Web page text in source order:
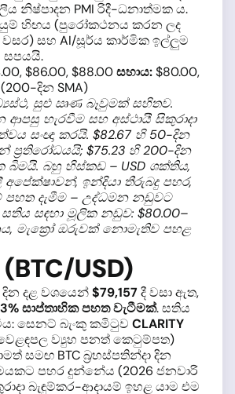
නිෂ්පාදන PMI රිදී-ධනාත්මක ය.
හිඟය (පුරෝකථනය කරන ලද
සහ AI/සූර්ය කාර්මික ඉල්ලුම
සපයයි.
$86.00, $88.00සහාය:$80.00,
(200-දින SMA)
සුළු ඍණ බෑවුමක් සහිතව.
හැරවීම සහ අස්ථායී සිකුරාදා
සංඥා කරයි. $82.67 හි 50-දින
ප්‍රතිරෝධයයි; $75.23 හි 200-දින
බිමයි. බහු හිස්කඩ – USD ශක්තිය,
ඉන්දියා තීරුබදු පහර,
පහත දැමීම – උද්ධමන නඩුවට
සඳහා මූලික නඩුව: $80.00–
මැක්‍රෝ ඔරුවක් නොමැතිව පහළ
USD)
දින දළ වශයෙන්$79,157 දී වසා ඇත,
සාප්තාහික පහත වැටීමක්. සතිය
සෙනට් බැංකු කමිටුව CLARITY
ව්‍යුහ පනත් කෙටුම්පත)
සමඟ BTC බ්‍රහස්පතින්දා දින
පහර දුන්නේය (2026 ජනවාරි
බැඳුම්කර-ආදායම් ඉහළ යාම එම